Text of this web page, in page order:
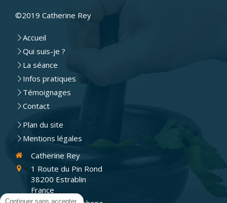
©2019 Catherine Rey
Accueil
Qui suis-je ?
La séance
Infos pratiques
Témoignages
Contact
Plan du site
Mentions légales
Catherine Rey
1 Route du Pin Rond
38200 Estrablin
France
Continuer sans accepter